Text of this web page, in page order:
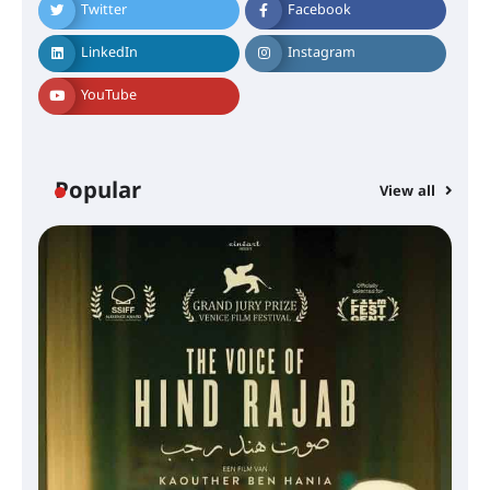
Twitter Facebook
LinkedIn Instagram
YouTube
Popular View all
സെന്റ് ജോസഫ്സ് കോളജ്
കോമേഴ്‌സ് അസോസിയേഷന്
തുടക്കമായി